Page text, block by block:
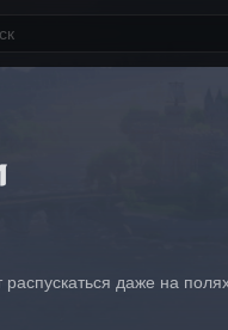
даже на